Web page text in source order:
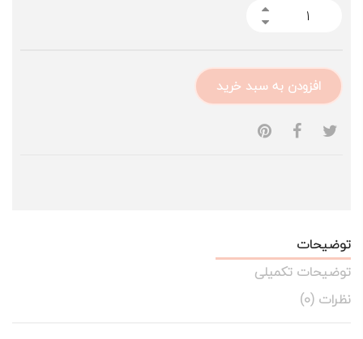
افزودن به سبد خرید
توضیحات
توضیحات تکمیلی
نظرات (0)